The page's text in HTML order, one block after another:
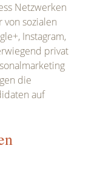
Netzwerken
sozialen
Instagram,
privat
die
auf